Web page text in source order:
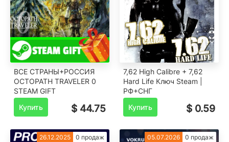
️ВСЕ СТРАНЫ+РОССИЯ
OCTOPATH TRAVELER 0
STEAM GIFT
Купить
$ 44.75
7,62 High Calibre + 7,62
Hard Life Ключ Steam |
РФ+СНГ
Купить
$ 0.59
26.12.2025 0 продаж 05.07.2026 0 продаж